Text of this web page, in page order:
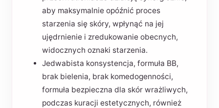
aby maksymalnie opóźnić proces
starzenia się skóry, wpłynąć na jej
ujędrnienie i zredukowanie obecnych,
widocznych oznaki starzenia.
Jedwabista konsystencja, formuła BB,
brak bielenia, brak komedogenności,
formuła bezpieczna dla skór wrażliwych,
podczas kuracji estetycznych, również